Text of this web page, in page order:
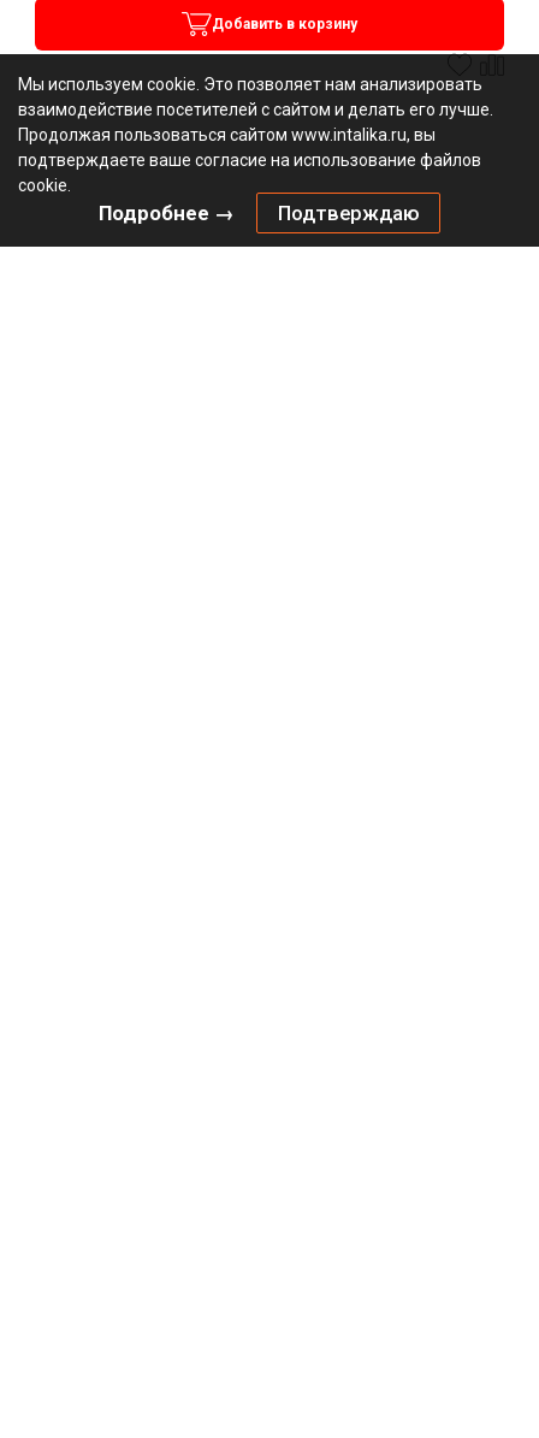
Добавить в корзину
Мы используем cookie. Это позволяет нам анализировать
взаимодействие посетителей с сайтом и делать его лучше.
Продолжая пользоваться сайтом www.intalika.ru, вы
подтверждаете ваше согласие на использование файлов
cookie.
Подробнее → Подтверждаю